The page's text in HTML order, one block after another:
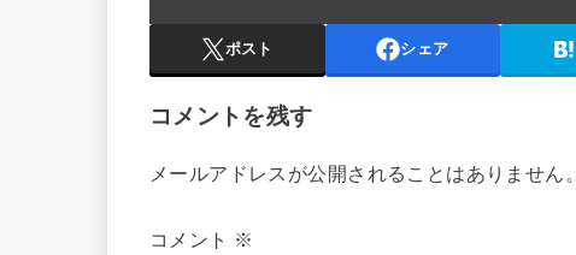
ポスト シェア
コメントを残す
メールアドレスが公開されることはありません。
コメント ※